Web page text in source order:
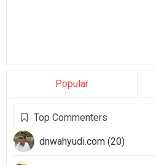
Popular
Top Commenters
dnwahyudi.com (20)